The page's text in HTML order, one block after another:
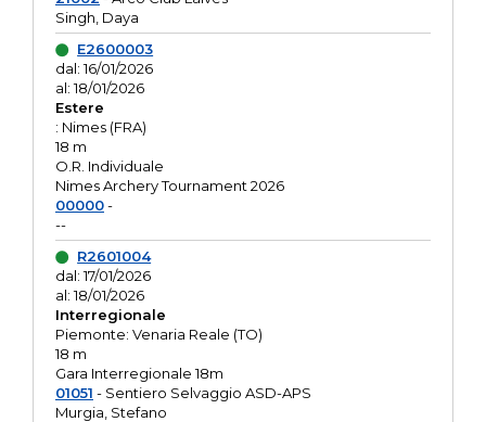
Singh, Daya
E2600003
dal: 16/01/2026
al: 18/01/2026
Estere
: Nimes (FRA)
18 m
O.R. Individuale
Nimes Archery Tournament 2026
00000-
--
R2601004
dal: 17/01/2026
al: 18/01/2026
Interregionale
Piemonte: Venaria Reale (TO)
18 m
Gara Interregionale 18m
01051 - Sentiero Selvaggio ASD-APS
Murgia, Stefano